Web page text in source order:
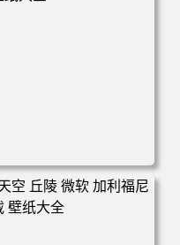
阿尔卑斯山 自然 电脑桌